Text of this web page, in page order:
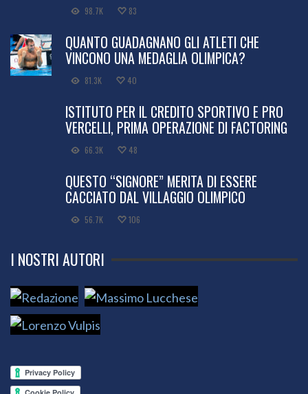
98.7K 83
QUANTO GUADAGNANO GLI ATLETI CHE
VINCONO UNA MEDAGLIA OLIMPICA?
81.3K 40
ISTITUTO PER IL CREDITO SPORTIVO E PRO
VERCELLI, PRIMA OPERAZIONE DI FACTORING
66.3K 48
QUESTO “SIGNORE” MERITA DI ESSERE
CACCIATO DAL VILLAGGIO OLIMPICO
56.7K 106
I NOSTRI AUTORI